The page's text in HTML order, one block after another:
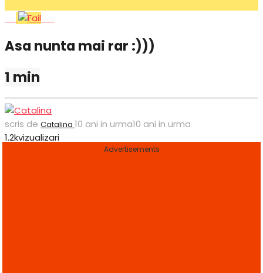
Asa nunta mai rar :)))
1 min
scris de Catalina 10 ani in urma10 ani in urma
1.2kvizualizari
Advertisements